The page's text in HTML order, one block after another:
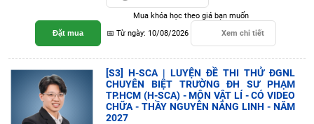
Đặt mua
Mua khóa học theo giá bạn muốn
📅 Từ ngày: 10/08/2026
Xem chi tiết
[S3] H-SCA | LUYỆN ĐỀ THI THỬ ĐGNL
CHUYÊN BIỆT TRƯỜNG ĐH SƯ PHẠM
TP.HCM (H-SCA) - MÔN VẬT LÍ - CÓ VIDEO
CHỮA - THẦY NGUYỄN NĂNG LINH - NĂM
2027